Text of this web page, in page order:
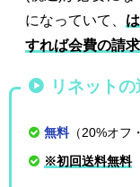
になっていて、
すれば会費の請
リネットの
無料（20%オフ
※初回送料無料